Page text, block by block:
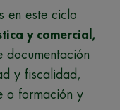
en este ciclo
y comercial,
documentación
y fiscalidad,
o formación y